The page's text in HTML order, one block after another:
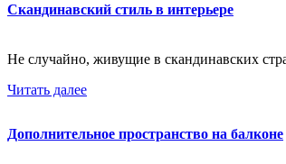
Скандинавский стиль в интерьере
Не случайно, живущие в скандинавских
Читать далее
Дополнительное пространство на балконе